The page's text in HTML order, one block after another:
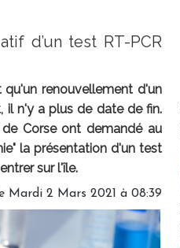
d’un test RT-PCR
qu'un renouvellement d'un
il n'y a plus de date de fin.
Corse ont demandé au
la présentation d'un test
sur l'île.
Mardi 2 Mars 2021 à 08:39